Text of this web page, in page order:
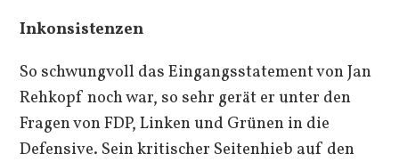
Inkonsistenzen
So schwungvoll das Eingangsstatement von Jan
Rehkopf noch war, so sehr gerät er unter den
Fragen von FDP, Linken und Grünen in die
Defensive. Sein kritischer Seitenhieb auf den